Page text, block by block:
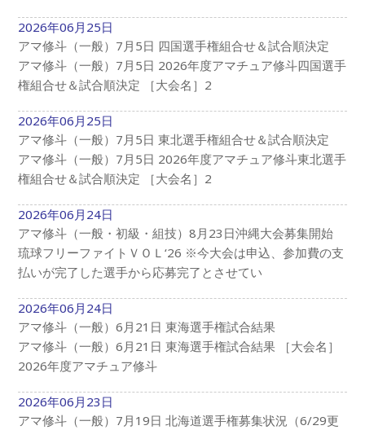
2026年06月25日
アマ修斗（一般）7月5日 四国選手権組合せ＆試合順決定
アマ修斗（一般）7月5日 2026年度アマチュア修斗四国選手
権組合せ＆試合順決定 ［大会名］2
2026年06月25日
アマ修斗（一般）7月5日 東北選手権組合せ＆試合順決定
アマ修斗（一般）7月5日 2026年度アマチュア修斗東北選手
権組合せ＆試合順決定 ［大会名］2
2026年06月24日
アマ修斗（一般・初級・組技）8月23日沖縄大会募集開始
琉球フリーファイトＶＯＬ‘26 ※今大会は申込、参加費の支
払いが完了した選手から応募完了とさせてい
2026年06月24日
アマ修斗（一般）6月21日 東海選手権試合結果
アマ修斗（一般）6月21日 東海選手権試合結果 ［大会名］
2026年度アマチュア修斗
2026年06月23日
アマ修斗（一般）7月19日 北海道選手権募集状況（6/29更